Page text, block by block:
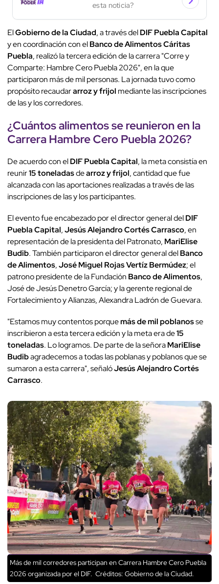
esta noticia?
ElGobierno de la Ciudad, a través delDIF Puebla Capital
y en coordinación con elBanco de Alimentos Cáritas
Puebla, realizó la tercera edición de la carrera "Corre y
Comparte: Hambre Cero Puebla 2026", en la que
participaron más de mil personas. La jornada tuvo como
propósito recaudararroz y frijol mediante las inscripciones
de las y los corredores.
¿Cuántos alimentos se reunieron en la
Carrera Hambre Cero Puebla 2026?
De acuerdo con elDIF Puebla Capital, la meta consistía en
reunir15 toneladasdearroz y frijol, cantidad que fue
alcanzada con las aportaciones realizadas a través de las
inscripciones de las y los participantes.
El evento fue encabezado por el director general delDIF
Puebla Capital,Jesús Alejandro Cortés Carrasco, en
representación de la presidenta del Patronato, MariElise
Budib. También participaron el director general delBanco
de Alimentos,José Miguel Rojas Vertíz Bermúdez; el
patrono presidente de la Fundación Banco de Alimentos,
José de Jesús Denetro García; y la gerente regional de
Fortalecimiento y Alianzas, Alexandra Ladrón de Guevara.
"Estamos muy contentos porquemás de mil poblanosse
inscribieron a esta tercera edición y la meta era de15
toneladas. Lo logramos. De parte de la señoraMariElise
Budibagradecemos a todas las poblanas y poblanos que se
sumaron a esta carrera", señalóJesús Alejandro Cortés
Carrasco.
Más de mil corredores participan en Carrera Hambre Cero Puebla
2026 organizada por el DIF. Créditos: Gobierno de la Ciudad.